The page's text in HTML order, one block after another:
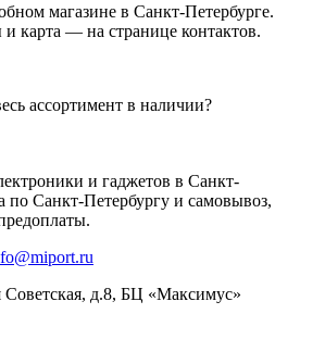
магазине в Санкт-Петербурге.
карта — на странице контактов.
ассортимент в наличии?
и гаджетов в Санкт-
по Санкт-Петербургу и самовывоз,
Советская, д.8, БЦ «Максимус»